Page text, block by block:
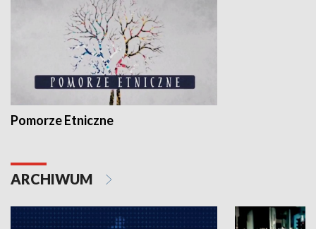
Pomorze Etniczne
ARCHIWUM